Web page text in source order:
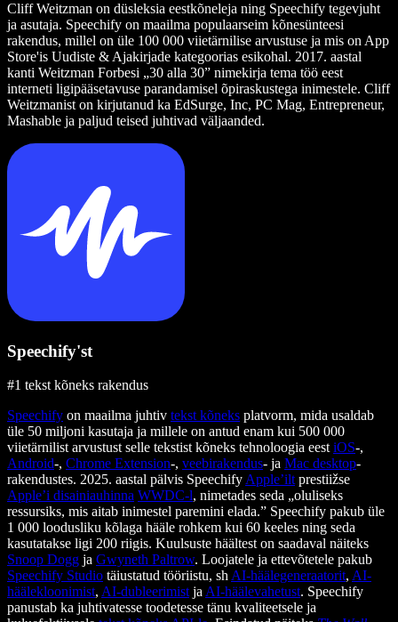
Cliff Weitzman on düsleksia eestkõneleja ning Speechify tegevjuht
ja asutaja. Speechify on maailma populaarseim kõnesünteesi
rakendus, millel on üle 100 000 viietärnilise arvustuse ja mis on App
Store'is Uudiste & Ajakirjade kategoorias esikohal. 2017. aastal
kanti Weitzman Forbesi „30 alla 30” nimekirja tema töö eest
interneti ligipääsetavuse parandamisel õpiraskustega inimestele. Cliff
Weitzmanist on kirjutanud ka EdSurge, Inc, PC Mag, Entrepreneur,
Mashable ja paljud teised juhtivad väljaanded.
Speechify'st
#1 tekst kõneks rakendus
Speechify on maailma juhtiv tekst kõneks platvorm, mida usaldab
üle 50 miljoni kasutaja ja millele on antud enam kui 500 000
viietärnilist arvustust selle tekstist kõneks tehnoloogia eestiOS-,
Android-, Chrome Extension-, veebirakendus- ja Mac desktop-
rakendustes. 2025. aastal pälvis SpeechifyApple’iltprestiižse
Apple’i disainiauhinna WWDC-l, nimetades seda „oluliseks
ressursiks, mis aitab inimestel paremini elada.” Speechify pakub üle
1 000 loodusliku kõlaga hääle rohkem kui 60 keeles ning seda
kasutatakse ligi 200 riigis. Kuulsuste häältest on saadaval näiteks
Snoop Dogg ja Gwyneth Paltrow. Loojatele ja ettevõtetele pakub
Speechify Studio täiustatud tööriistu, shAI-häälegeneraatorit, AI-
häälekloonimist, AI-dubleerimistjaAI-häälevahetust. Speechify
panustab ka juhtivatesse toodetesse tänu kvaliteetsele ja